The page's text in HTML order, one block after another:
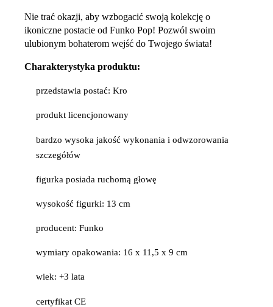
Nie trać okazji, aby wzbogacić swoją kolekcję o
ikoniczne postacie od Funko Pop! Pozwól swoim
ulubionym bohaterom wejść do Twojego świata!
Charakterystyka produktu:
przedstawia postać: Kro
produkt licencjonowany
bardzo wysoka jakość wykonania i odwzorowania
szczegółów
figurka posiada ruchomą głowę
wysokość figurki: 13 cm
producent: Funko
wymiary opakowania: 16 x 11,5 x 9 cm
wiek: +3 lata
certyfikat CE